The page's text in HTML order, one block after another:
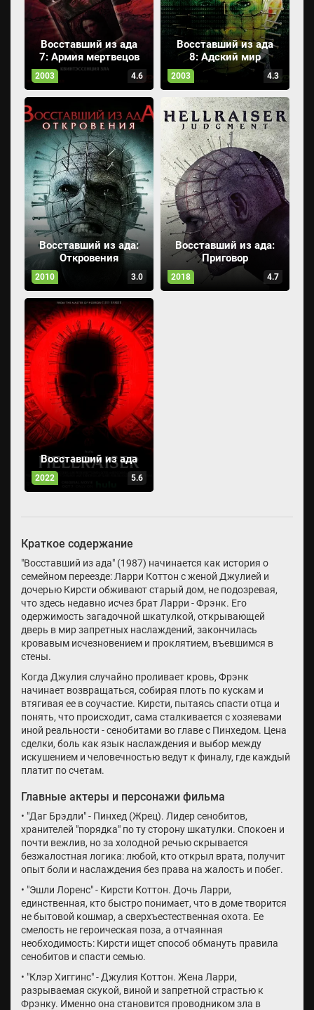
Восставший из ада
7: Армия мертвецов
2003 4.6
Восставший из ада
8: Адский мир
2003 4.3
Восставший из ада:
Откровения
2010 3.0
Восставший из ада:
Приговор
2018 4.7
Восставший из ада
2022 5.6
Краткое содержание
"Восставший из ада" (1987) начинается как история о
семейном переезде: Ларри Коттон с женой Джулией и
дочерью Кирсти обживают старый дом, не подозревая,
что здесь недавно исчез брат Ларри - Фрэнк. Его
одержимость загадочной шкатулкой, открывающей
дверь в мир запретных наслаждений, закончилась
кровавым исчезновением и проклятием, въевшимся в
стены.
Когда Джулия случайно проливает кровь, Фрэнк
начинает возвращаться, собирая плоть по кускам и
втягивая ее в соучастие. Кирсти, пытаясь спасти отца и
понять, что происходит, сама сталкивается с хозяевами
иной реальности - сенобитами во главе с Пинхедом. Цена
сделки, боль как язык наслаждения и выбор между
искушением и человечностью ведут к финалу, где каждый
платит по счетам.
Главные актеры и персонажи фильма
• "Даг Брэдли" - Пинхед (Жрец). Лидер сенобитов,
хранителей "порядка" по ту сторону шкатулки. Спокоен и
почти вежлив, но за холодной речью скрывается
безжалостная логика: любой, кто открыл врата, получит
опыт боли и наслаждения без права на жалость и побег.
• "Эшли Лоренс" - Кирсти Коттон. Дочь Ларри,
единственная, кто быстро понимает, что в доме творится
не бытовой кошмар, а сверхъестественная охота. Ее
смелость не героическая поза, а отчаянная
необходимость: Кирсти ищет способ обмануть правила
сенобитов и спасти семью.
• "Клэр Хиггинс" - Джулия Коттон. Жена Ларри,
разрываемая скукой, виной и запретной страстью к
Фрэнку. Именно она становится проводником зла в